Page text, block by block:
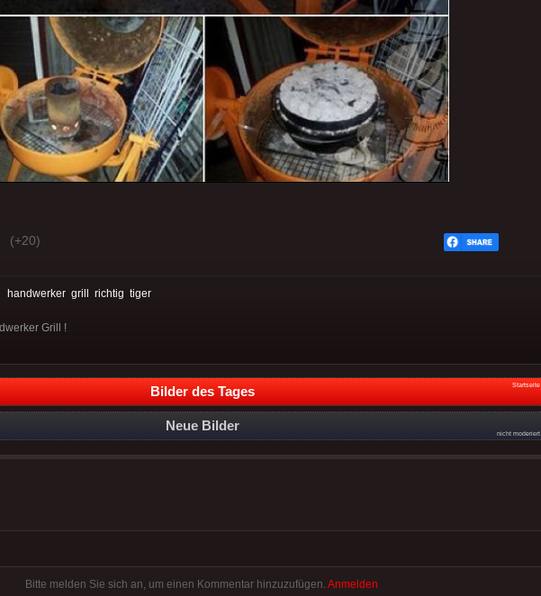
(+20)
handwerker grill richtig tiger
Grill !
Bilder des Tages Startseite
Neue Bilder
nicht moderiert
Bitte melden Sie sich an, um einen Kommentar hinzuzufügen. Anmelden